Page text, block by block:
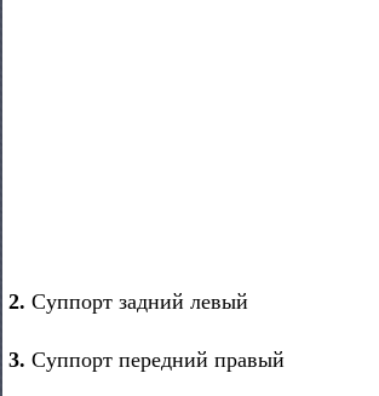
2. Cуппорт задний левый
3. Суппорт передний правый